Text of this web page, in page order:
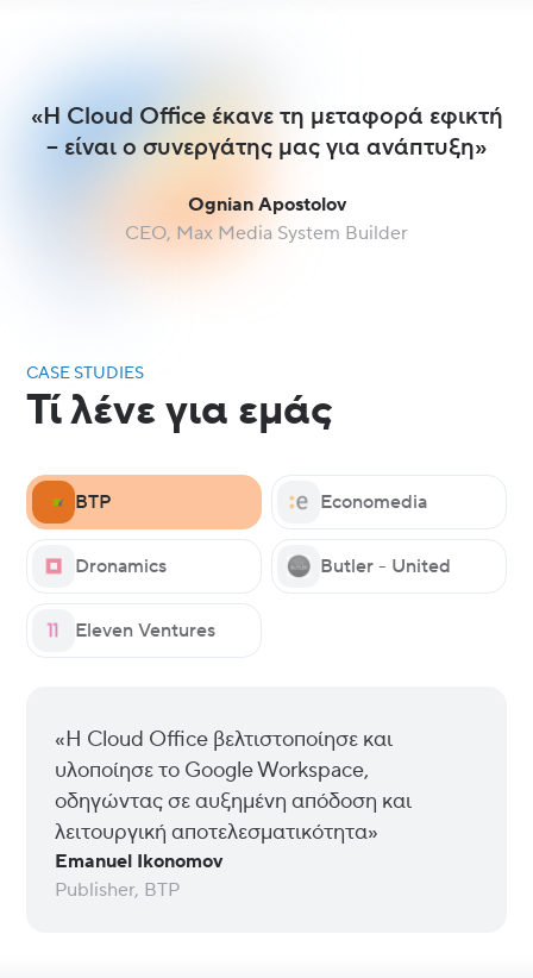
«Η Cloud Office έκανε τη μεταφορά εφικτή
– είναι ο συνεργάτης μας για ανάπτυξη»
Ognian Apostolov
CEO, Max Media System Builder
CASE STUDIES
Τί λένε για εμάς
BTP Economedia
Dronamics Butler - United
Eleven Ventures
«Η Cloud Office βελτιστοποίησε και
υλοποίησε το Google Workspace,
οδηγώντας σε αυξημένη απόδοση και
λειτουργική αποτελεσματικότητα»
Emanuel Ikonomov
Publisher, BTP